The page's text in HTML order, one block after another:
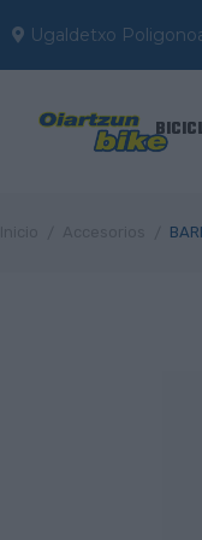
Ugaldetxo